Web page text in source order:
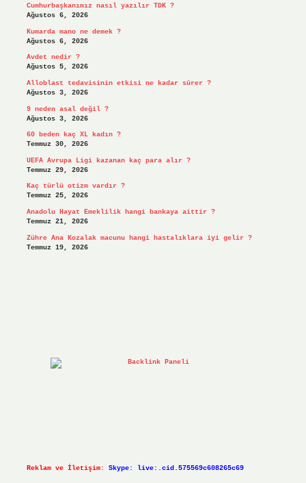
Cumhurbaşkanımız nasıl yazılır TDK ?
Ağustos 6, 2026
Kumarda mano ne demek ?
Ağustos 6, 2026
Avdet nedir ?
Ağustos 5, 2026
Alloblast tedavisinin etkisi ne kadar sürer ?
Ağustos 3, 2026
9 neden asal değil ?
Ağustos 3, 2026
60 beden kaç XL kadın ?
Temmuz 30, 2026
UEFA Avrupa Ligi kazanan kaç para alır ?
Temmuz 29, 2026
Kaç türlü otizm vardır ?
Temmuz 25, 2026
Anadolu Hayat Emeklilik hangi bankaya aittir ?
Temmuz 21, 2026
Zühre Ana Kozalak macunu hangi hastalıklara iyi gelir ?
Temmuz 19, 2026
Reklam ve İletişim: Skype: live:.cid.575569c608265c69